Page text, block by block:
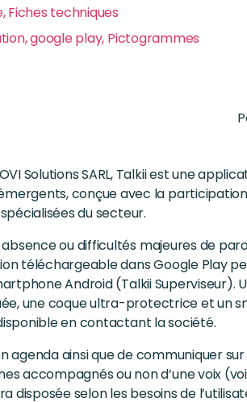
,Fiches techniques
,google play, Pictogrammes
Solutions SARL, Talkii est une
conçue avec la
du secteur.
ou difficultés majeures de
téléchargeable dans Google Play
Android (Talkii Superviseur).
une coque ultra-protectrice et un
en contactant la société.
ainsi que de communiquer sur
accompagnés ou non d’une voix
selon les besoins de